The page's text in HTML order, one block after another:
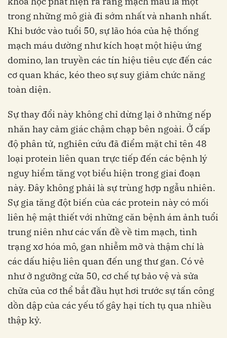
trong những mô già đi sớm nhất và nhanh nhất.
Khi bước vào tuổi 50, sự lão hóa của hệ thống
mạch máu dường như kích hoạt một hiệu ứng
domino, lan truyền các tín hiệu tiêu cực đến các
cơ quan khác, kéo theo sự suy giảm chức năng
toàn diện.
Sự thay đổi này không chỉ dừng lại ở những nếp
nhăn hay cảm giác chậm chạp bên ngoài. Ở cấp
độ phân tử, nghiên cứu đã điểm mặt chỉ tên 48
loại protein liên quan trực tiếp đến các bệnh lý
nguy hiểm tăng vọt biểu hiện trong giai đoạn
này. Đây không phải là sự trùng hợp ngẫu nhiên.
Sự gia tăng đột biến của các protein này có mối
liên hệ mật thiết với những căn bệnh ám ảnh tuổi
trung niên như các vấn đề về tim mạch, tình
trạng xơ hóa mô, gan nhiễm mỡ và thậm chí là
các dấu hiệu liên quan đến ung thư gan. Có vẻ
như ở ngưỡng cửa 50, cơ chế tự bảo vệ và sửa
chữa của cơ thể bắt đầu hụt hơi trước sự tấn công
dồn dập của các yếu tố gây hại tích tụ qua nhiều
thập kỷ.